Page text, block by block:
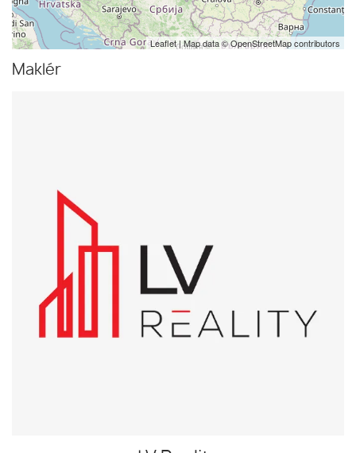
Leaflet| Map data ©OpenStreetMapcontributors
Maklér